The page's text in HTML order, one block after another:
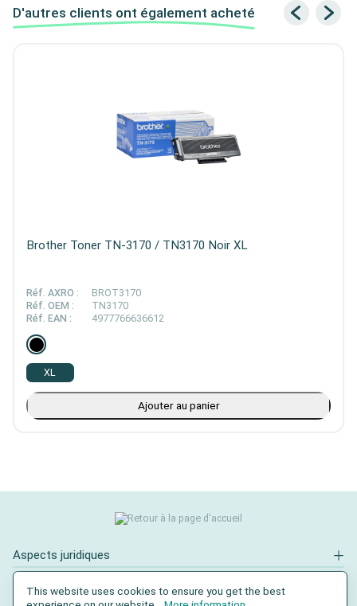
D'autres clients ont également acheté
Brother Toner TN-3170 / TN3170 Noir XL
Réf. AXRO :
BROT3170
Réf. OEM :
TN3170
Réf. EAN :
4977766636612
XL
Ajouter au panier
Aspects juridiques
Contact
This website uses cookies to ensure you get the best